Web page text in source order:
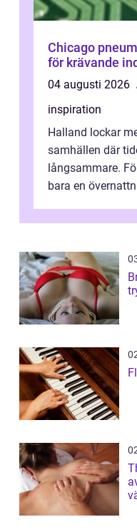
Chicago pneumatic
för krävande
04 augusti 2026
inspiration
Halland lockar
samhällen där
långsammare.
bara en
utgå...